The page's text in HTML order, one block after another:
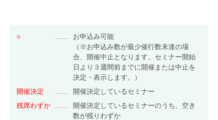
○
お申込み可能
（※お申込み数が最少催行数未達の場
合、開催中止となります。セミナー開始
日より３週間前までに開催または中止を
決定・表示します。）
開催決定
開催決定しているセミナー
残席わずか
開催決定しているセミナーのうち、空き
数が残りわずか
道路交通安全マネジメント
サステナビリティ検証・監査
食品安全マネジメント
FSSC Development Program